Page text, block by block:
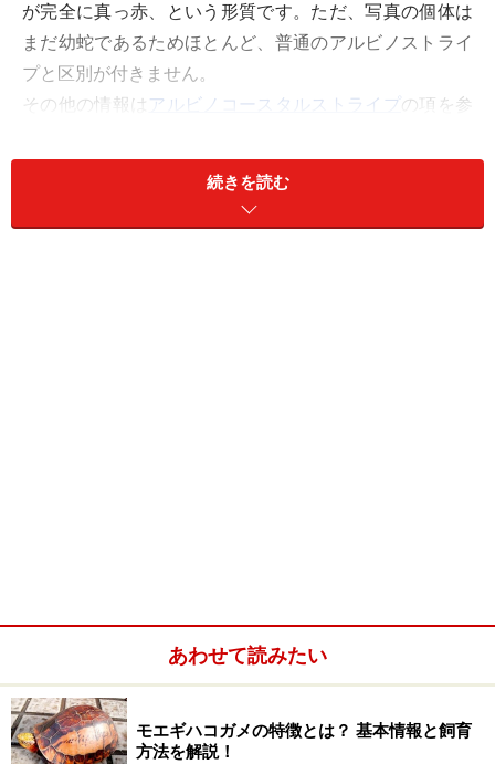
が完全に真っ赤、という形質です。ただ、写真の個体は
まだ幼蛇であるためほとんど、普通のアルビノストライ
プと区別が付きません。
その他の情報は アルビノコースタルストライプ の項を参
ラベンダーの定義付けである「メラニン色素を作る酵素
チロシナーゼが活性化しているアルビノ」ということ
で、化学の教員である私は、もう？？？？？です。難し
＜おすすめINDEX＞
ヘビのコミュニティサイトfrom All About
ヘビfrom All About
続きを読む
あわせて読みたい
モエギハコガメの特徴とは？ 基本情報と飼育
方法を解説！